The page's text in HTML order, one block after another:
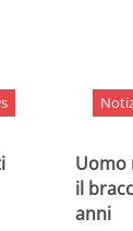
Uomo
il
anni